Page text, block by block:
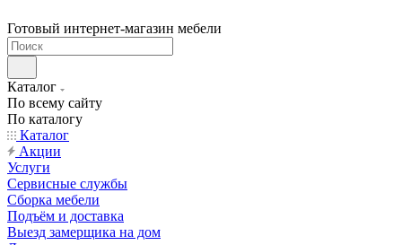
Готовый интернет-магазин мебели
Каталог
По всему сайту
По каталогу
Каталог
Акции
Услуги
Сервисные службы
Сборка мебели
Подъём и доставка
Выезд замерщика на дом